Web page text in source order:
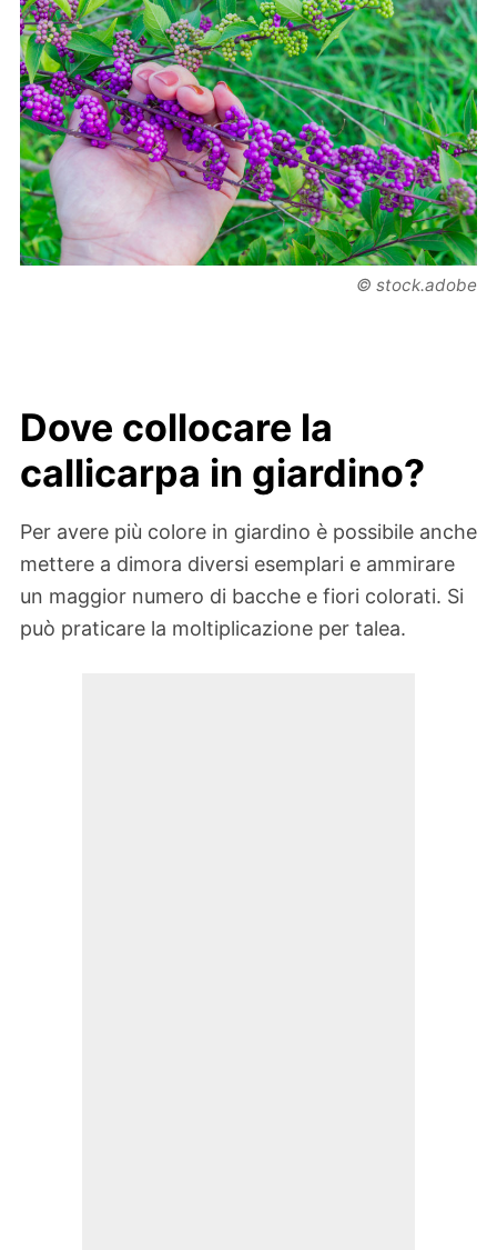
© stock.adobe
Dove collocare la
callicarpa in giardino?
Per avere più colore in giardino è possibile anche
mettere a dimora diversi esemplari e ammirare
un maggior numero di bacche e fiori colorati. Si
può praticare la moltiplicazione per talea.